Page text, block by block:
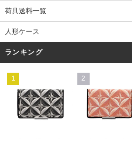
荷具送料一覧
人形ケース
ランキング
1 2